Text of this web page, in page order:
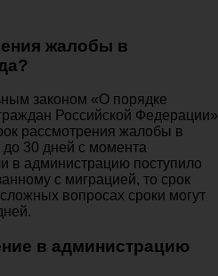
жалобы в
законом «О порядке
Российской Федерации»
рассмотрения жалобы в
до 30 дней с момента
в администрацию поступило
с миграцией, то срок
вопросах сроки могут
в администрацию